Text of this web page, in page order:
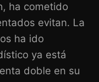
ha cometido
evitan. La
ha ido
ya está
doble en su